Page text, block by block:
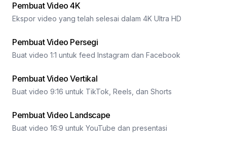
Pembuat Video 4K
Ekspor video yang telah selesai dalam 4K Ultra HD
Pembuat Video Persegi
Buat video 1:1 untuk feed Instagram dan Facebook
Pembuat Video Vertikal
Buat video 9:16 untuk TikTok, Reels, dan Shorts
Pembuat Video Landscape
Buat video 16:9 untuk YouTube dan presentasi